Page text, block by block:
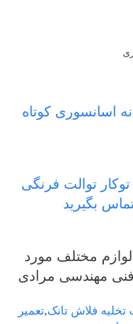
اسانسوری کوتاه
توالت فرنگی
بگیرید
مختلف مورد
فنی مهندسی مرادی
تخلیه فلاش تانک,تعمیر